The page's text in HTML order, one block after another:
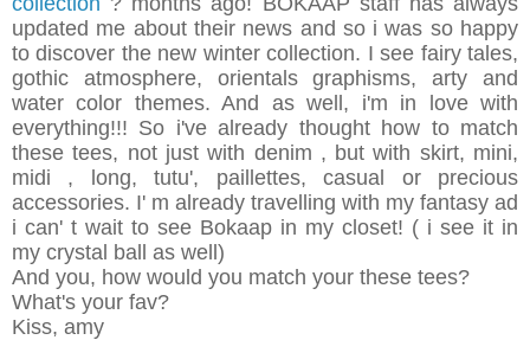
updated me about their news and so i was so happy
to discover the new winter collection. I see fairy tales,
gothic atmosphere, orientals graphisms, arty and
water color themes. And as well, i'm in love with
everything!!! So i've already thought how to match
these tees, not just with denim , but with skirt, mini,
midi , long, tutu', paillettes, casual or precious
accessories. I' m already travelling with my fantasy ad
i can' t wait to see Bokaap in my closet! ( i see it in
my crystal ball as well)
And you, how would you match your these tees?
What's your fav?
Kiss, amy